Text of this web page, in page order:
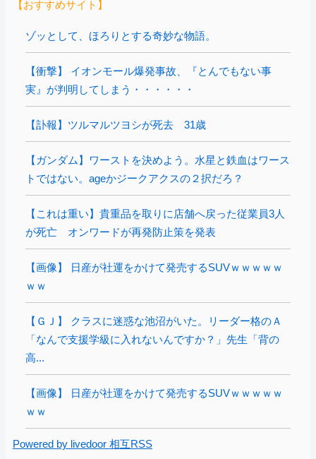
【おすすめサイト】
ゾッとして、ほろりとする奇妙な物語。
【衝撃】 イオンモール爆発事故、『とんでもない事
実』が判明してしまう・・・・・・
【訃報】ツルマルツヨシが死去 31歳
【ガンダム】ワーストを決めよう。水星と鉄血はワース
トではない。ageかジークアクスの２択だろ？
【これは重い】貴重品を取りに店舗へ戻った従業員3人
が死亡 オンワードが再発防止策を発表
【画像】 日産が社運をかけて発売するSUVｗｗｗｗｗ
ｗｗ
【ＧＪ】 クラスに迷惑な池沼がいた。リーダー格のＡ
「なんで支援学級に入れないんですか？」先生「背の
高...
【画像】 日産が社運をかけて発売するSUVｗｗｗｗｗ
ｗｗ
Powered by livedoor 相互RSS